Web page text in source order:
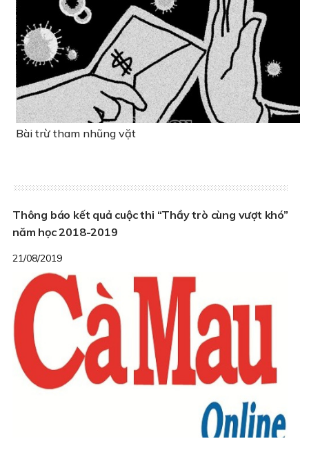
Bài trừ tham nhũng vặt
Thông báo kết quả cuộc thi “Thầy trò cùng vượt khó”
năm học 2018-2019
21/08/2019